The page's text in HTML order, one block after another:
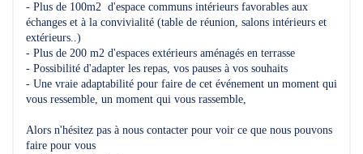
- Plus de 100m2 d'espace communs intérieurs favorables aux
échanges et à la convivialité (table de réunion, salons intérieurs et
extérieurs..)
- Plus de 200 m2 d'espaces extérieurs aménagés en terrasse
- Possibilité d'adapter les repas, vos pauses à vos souhaits
- Une vraie adaptabilité pour faire de cet événement un moment qui
vous ressemble, un moment qui vous rassemble,
Alors n'hésitez pas à nous contacter pour voir ce que nous pouvons
faire pour vous